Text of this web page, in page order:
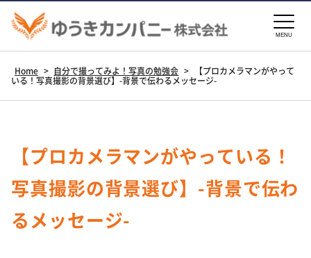
MENU
Home > 自分で撮ってみよ！写真の勉強会 >
【プロカメラマンがやって
いる！写真撮影の背景選び】-背景で伝わるメッセージ-
【プロカメラマンがやっている！
写真撮影の背景選び】-背景で伝わ
るメッセージ-